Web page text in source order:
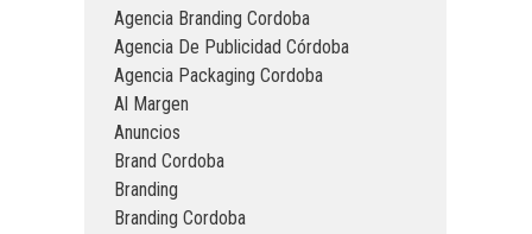
Agencia Branding Cordoba
Agencia De Publicidad Córdoba
Agencia Packaging Cordoba
Al Margen
Anuncios
Brand Cordoba
Branding
Branding Cordoba